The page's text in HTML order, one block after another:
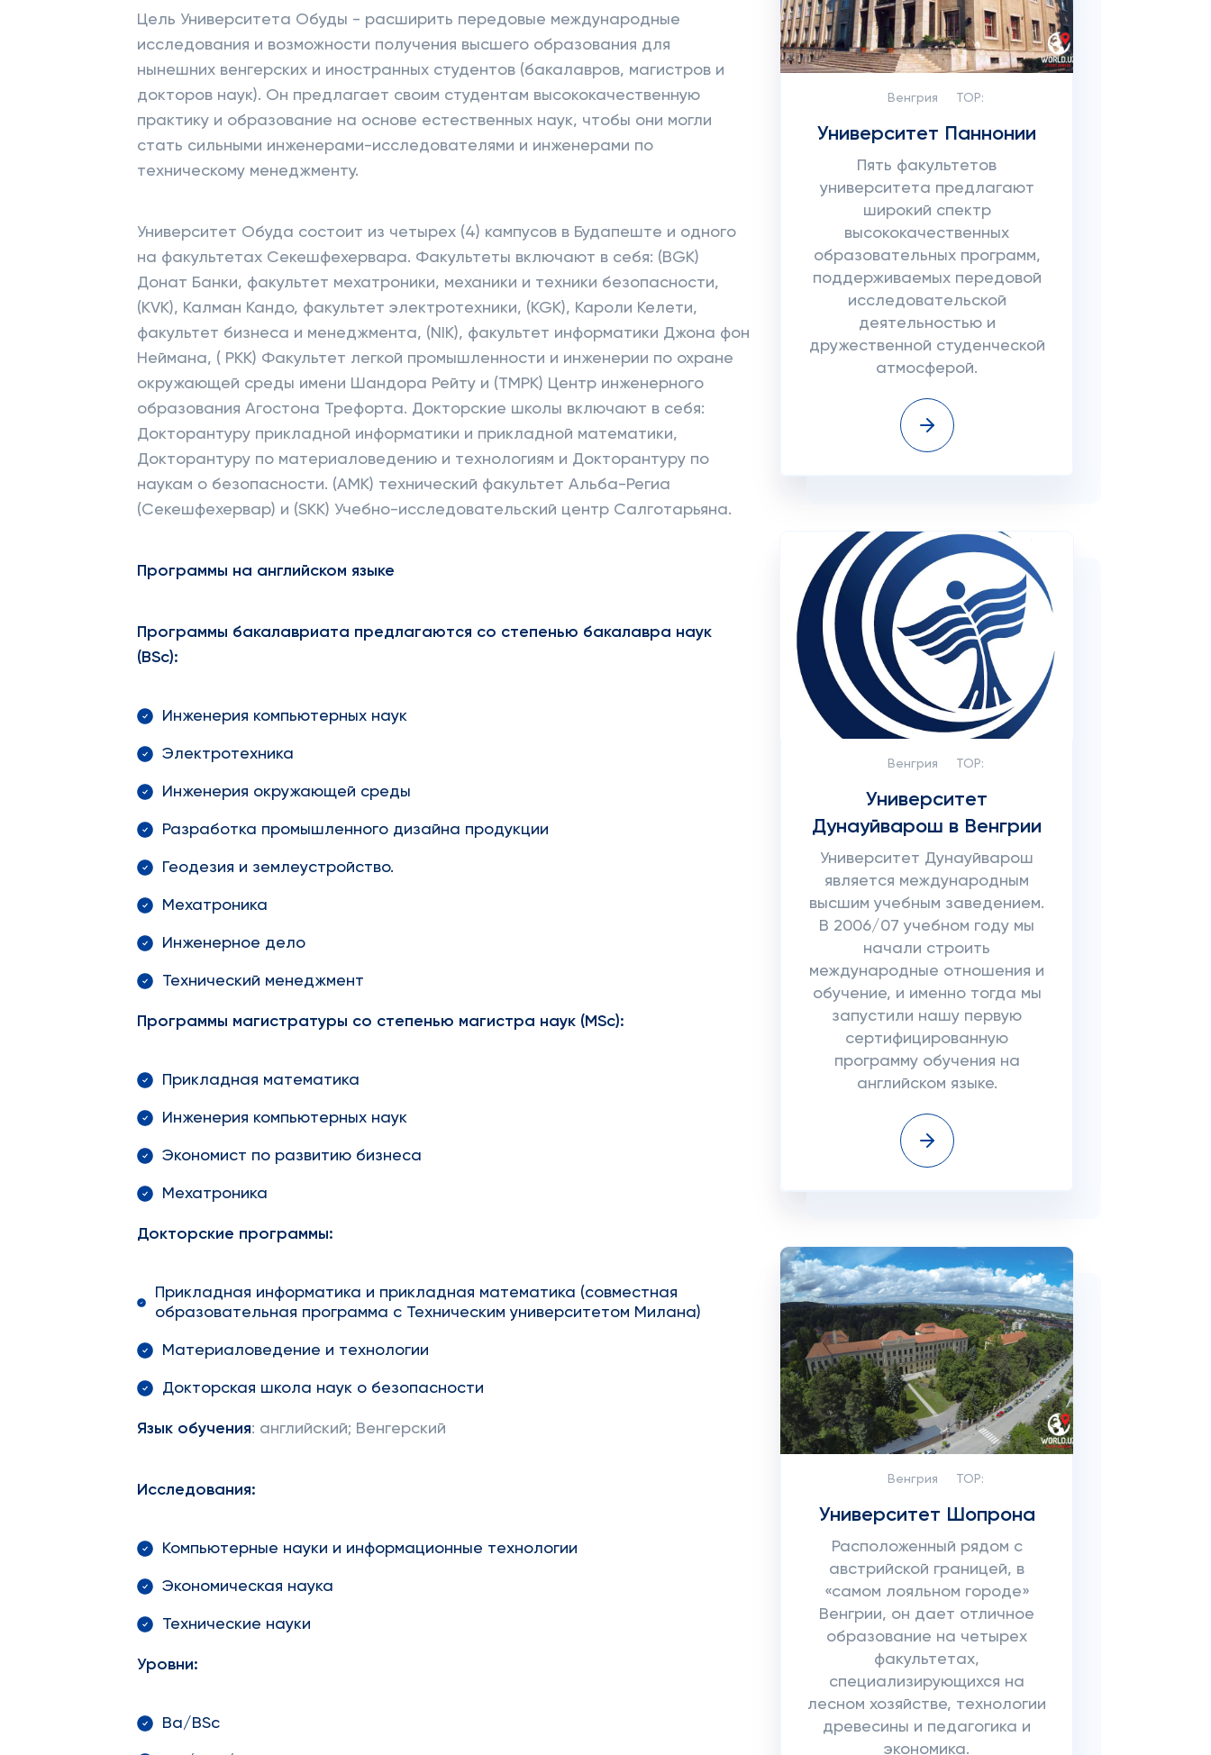
Цель Университета Обуды - расширить передовые международные
исследования и возможности получения высшего образования для
нынешних венгерских и иностранных студентов (бакалавров, магистров и
докторов наук). Он предлагает своим студентам высококачественную
практику и образование на основе естественных наук, чтобы они могли
стать сильными инженерами-исследователями и инженерами по
техническому менеджменту.
Университет Обуда состоит из четырех (4) кампусов в Будапеште и одного
на факультетах Секешфехервара. Факультеты включают в себя: (BGK)
Донат Банки, факультет мехатроники, механики и техники безопасности,
(KVK), Калман Кандо, факультет электротехники, (KGK), Кароли Келети,
факультет бизнеса и менеджмента, (NIK), факультет информатики Джона фон
Неймана, ( РКК) Факультет легкой промышленности и инженерии по охране
окружающей среды имени Шандора Рейту и (TMPK) Центр инженерного
образования Агостона Трефорта. Докторские школы включают в себя:
Докторантуру прикладной информатики и прикладной математики,
Докторантуру по материаловедению и технологиям и Докторантуру по
наукам о безопасности. (AMK) технический факультет Альба-Региа
(Секешфехервар) и (SKK) Учебно-исследовательский центр Салготарьяна.
Программы на английском языке
Программы бакалавриата предлагаются со степенью бакалавра наук
( BSc):
Инженерия компьютерных наук
Электротехника
Инженерия окружающей среды
Разработка промышленного дизайна продукции
Геодезия и землеустройство.
Мехатроника
Инженерное дело
Технический менеджмент
Программы магистратуры со степенью магистра наук ( MSc):
Прикладная математика
Инженерия компьютерных наук
Экономист по развитию бизнеса
Мехатроника
Докторские программы:
Прикладная информатика и прикладная математика (совместная
образовательная программа с Техническим университетом Милана)
Материаловедение и технологии
Докторская школа наук о безопасности
Язык обучения: английский; Венгерский
Исследования:
Компьютерные науки и информационные технологии
Экономическая наука
Технические науки
Уровни:
Ba/BSc
Венгрия TOP:
Университет Паннонии
Пять факультетов
университета предлагают
широкий спектр
высококачественных
образовательных программ,
поддерживаемых передовой
исследовательской
деятельностью и
дружественной студенческой
атмосферой.
Венгрия TOP:
Университет
Дунауйварош в Венгрии
Университет Дунауйварош
является международным
высшим учебным заведением.
В 2006/07 учебном году мы
начали строить
международные отношения и
обучение, и именно тогда мы
запустили нашу первую
сертифицированную
программу обучения на
английском языке.
Венгрия TOP:
Университет Шопрона
Расположенный рядом с
австрийской границей, в
«самом лояльном городе»
Венгрии, он дает отличное
образование на четырех
факультетах,
специализирующихся на
лесном хозяйстве, технологии
древесины и педагогика и
экономика.